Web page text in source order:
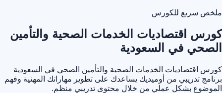
ملخص سريع للكورس
كورس اقتصاديات الخدمات الصحية والتأمين
الصحي في السعودية
كورس اقتصاديات الخدمات الصحية والتأمين الصحي في السعودية
برنامج تدريبي من أوميديك يساعدك على تطوير مهاراتك المهنية وفهم
الموضوع بشكل عملي من خلال محتوى تدريبي منظم.